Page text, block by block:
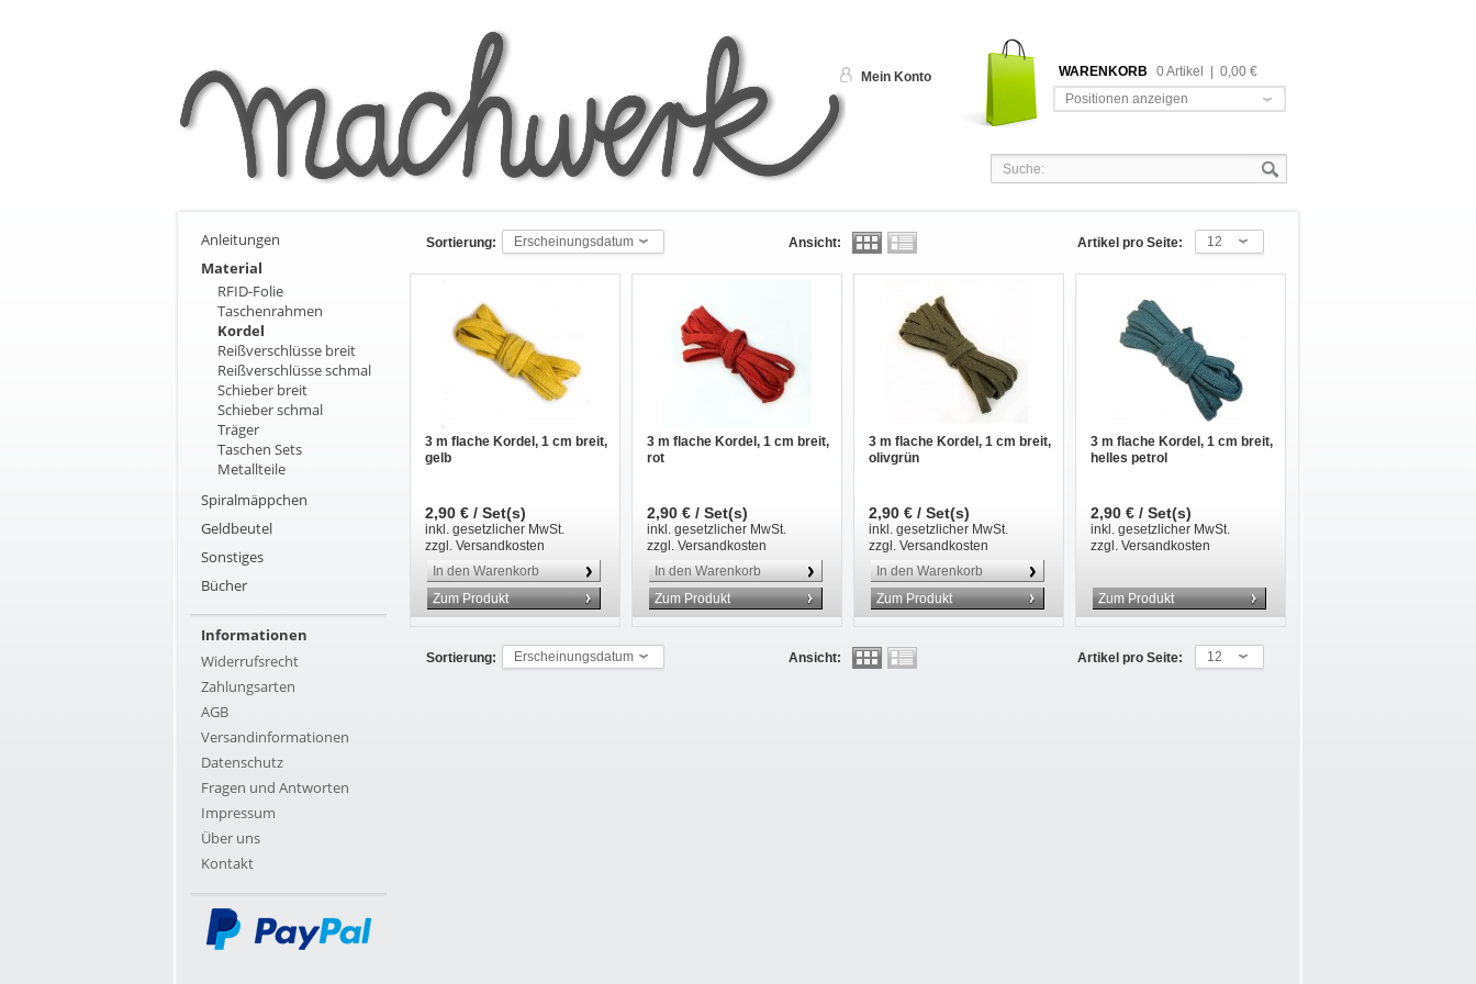
Mein Konto WARENKORB 0 Artikel
0,00 €
Positionen anzeigen
Anleitungen
Material
RFID-Folie
Taschenrahmen
Kordel
Reißverschlüsse breit
Reißverschlüsse schmal
Schieber breit
Schieber schmal
Träger
Taschen Sets
Metallteile
Spiralmäppchen
Geldbeutel
Sonstiges
Bücher
Informationen
Widerrufsrecht
Zahlungsarten
AGB
Versandinformationen
Datenschutz
Fragen und Antworten
Impressum
Über uns
Kontakt
Sortierung: Erscheinungsdatum Artikel pro Seite: 12
Ansicht:
3 m flache Kordel, 1 cm breit,
gelb
2,90 € / Set(s)
inkl. gesetzlicher MwSt.
zzgl. Versandkosten
In den Warenkorb
Zum Produkt
3 m flache Kordel, 1 cm breit,
rot
2,90 € / Set(s)
inkl. gesetzlicher MwSt.
zzgl. Versandkosten
In den Warenkorb
Zum Produkt
3 m flache Kordel, 1 cm breit,
olivgrün
2,90 € / Set(s)
inkl. gesetzlicher MwSt.
zzgl. Versandkosten
In den Warenkorb
Zum Produkt
3 m flache Kordel, 1 cm breit,
helles petrol
2,90 € / Set(s)
inkl. gesetzlicher MwSt.
zzgl. Versandkosten
Zum Produkt
Sortierung: Erscheinungsdatum Artikel pro Seite: 12
Ansicht: